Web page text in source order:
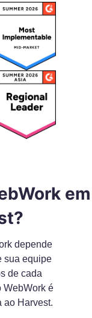
em
depende
sua equipe
de cada
WebWork é
ao Harvest.